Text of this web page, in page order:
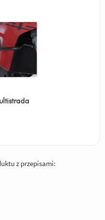
z przepisami: